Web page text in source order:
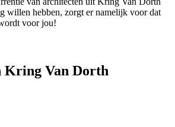
willen hebben, zorgt er namelijk voor dat
voor jou!
Kring Van Dorth